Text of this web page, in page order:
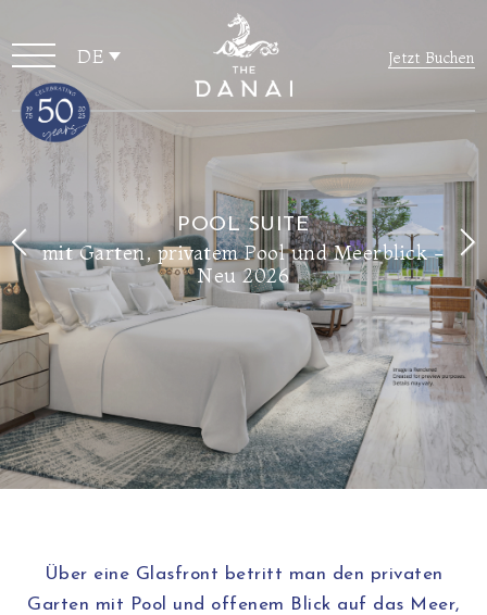
DE Jetzt Buchen
POOL SUITE
mit Garten, privatem Pool und Meerblick -
Neu 2026
Über eine Glasfront betritt man den privaten
Garten mit Pool und offenem Blick auf das Meer,